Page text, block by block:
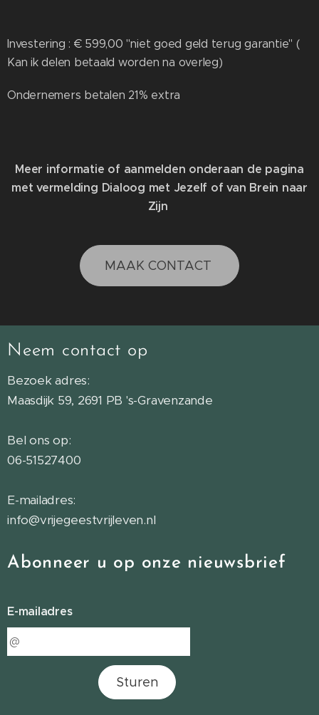
Investering : € 599,00 "niet goed geld terug garantie" (
Kan ik delen betaald worden na overleg)
Ondernemers betalen 21% extra
Meer informatie of aanmelden onderaan de pagina
met vermelding Dialoog met Jezelf of van Brein naar
Zijn
MAAK CONTACT
Neem contact op
Bezoek adres:
Maasdijk 59, 2691 PB 's-Gravenzande
Bel ons op:
06-51527400
E-mailadres:
info@vrijegeestvrijleven.nl
Abonneer u op onze nieuwsbrief
E-mailadres
Sturen